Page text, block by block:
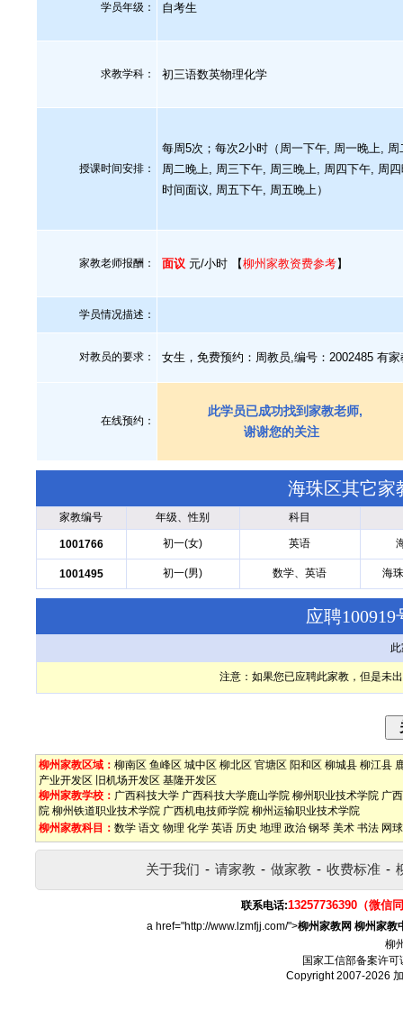
学员年级： 自考生
求教学科： 初三语数英物理化学
授课时间安排：
每周5次；每次2小时（周一下午, 周一晚上, 周
周二晚上, 周三下午, 周三晚上, 周四下午, 周
时间面议, 周五下午, 周五晚上）
家教老师报酬： 面议 元/小时 【柳州家教资费参考】
学员情况描述：
对教员的要求： 女生，免费预约：周教员,编号：2002485 有
在线预约：
此学员已成功找到家教老师,
谢谢您的关注
海珠区其它家
家教编号 年级、性别 科目
1001766 初一(女) 英语
1001495 初一(男) 数学、英语 海
应聘
注意：如果您已应聘此家教，但是未
柳州家教区域： 柳南区 鱼峰区 城中区 柳北区 官塘区 阳和区 柳城县 柳江县
产业开发区
旧机场开发区 基隆开发区
柳州家教学校： 广西科技大学 广西科技大学鹿山学院 柳州职业技术学院 广
院 柳州铁道职业技术学院 广西机电技师学院 柳州运输职业技术学院
柳州家教科目： 数学 语文 物理 化学 英语 历史 地理 政治 钢琴 美术 书法 网球
关于我们 - 请家教 - 做家教 - 收费标准 -
联系电话:13257736390（微信
a href="http://www.lzmfjj.com/">柳州家教网 柳州家教
柳
国家工信部备案许可
Copyright 2007-2026